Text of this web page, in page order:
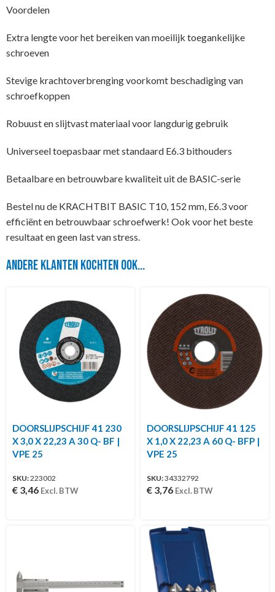
Voordelen
Extra lengte voor het bereiken van moeilijk toegankelijke
schroeven
Stevige krachtoverbrenging voorkomt beschadiging van
schroefkoppen
Robuust en slijtvast materiaal voor langdurig gebruik
Universeel toepasbaar met standaard E6.3 bithouders
Betaalbare en betrouwbare kwaliteit uit de BASIC-serie
Bestel nu de KRACHTBIT BASIC T10, 152 mm, E6.3 voor
efficiënt en betrouwbaar schroefwerk! Ook voor het beste
resultaat en geen last van stress.
Andere klanten kochten ook...
DOORSLIJPSCHIJF 41 230
X 3,0 X 22,23 A 30 Q- BF |
VPE 25
SKU:223002
€ 3,46 Excl. BTW
DOORSLIJPSCHIJF 41 125
X 1,0 X 22,23 A 60 Q- BFP |
VPE 25
SKU:34332792
€ 3,76 Excl. BTW